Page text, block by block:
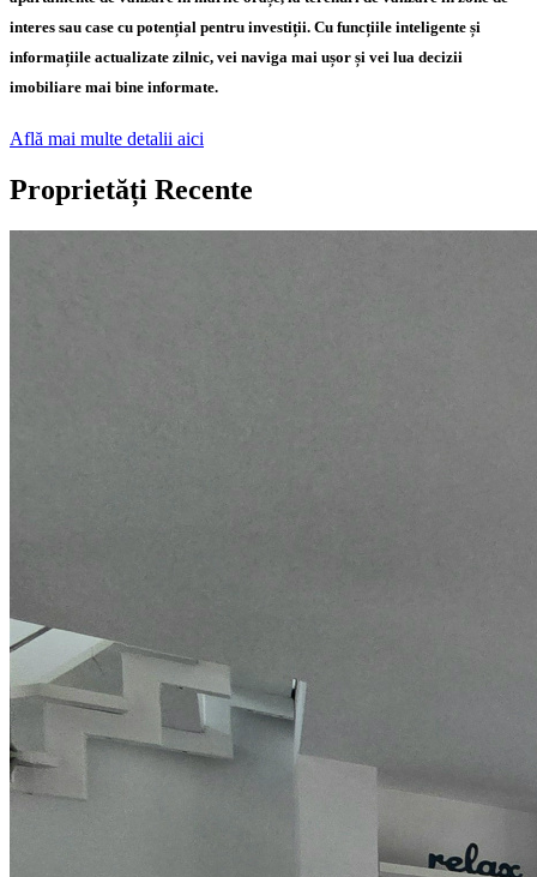
interes sau case cu potențial pentru investiții. Cu funcțiile inteligente și
informațiile actualizate zilnic, vei naviga mai ușor și vei lua decizii
imobiliare mai bine informate.
Află mai multe detalii aici
Proprietăți Recente